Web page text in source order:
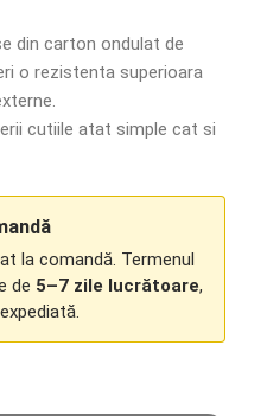
din carton ondulat de
o rezistenta superioara
cutiile atat simple cat si
la comandă. Termenul
de 5–7 zile lucrătoare,